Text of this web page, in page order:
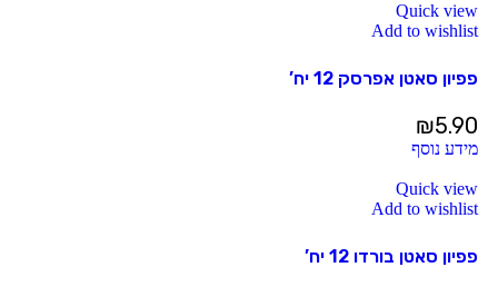
Quick view
Add to wishlist
פפיון סאטן אפרסק 12 יח’
₪5.90
מידע נוסף
Quick view
Add to wishlist
פפיון סאטן בורדו 12 יח’